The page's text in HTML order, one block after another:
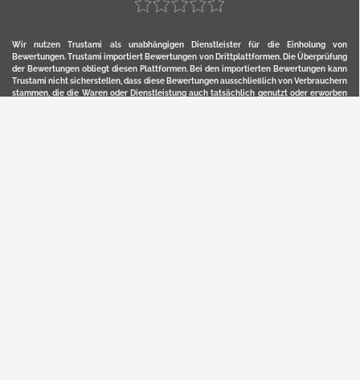
Wir nutzen Trustami als unabhängigen Dienstleister für die Einholung von
Bewertungen. Trustami importiert Bewertungen von Drittplattformen. Die Überprüfung
der Bewertungen obliegt diesen Plattformen. Bei den importierten Bewertungen kann
Trustami nicht sicherstellen, dass diese Bewertungen ausschließlich von Verbrauchern
stammen, die die Waren oder Dienstleistung auch tatsächlich genutzt oder erworben